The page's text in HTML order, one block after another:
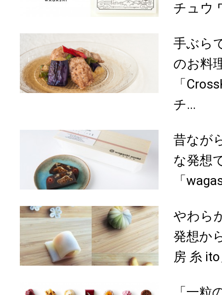
チュウ
手ぶら
のお料
「
チ...
昔なが
な発想
「
やわら
発想か
房 糸
「一粒